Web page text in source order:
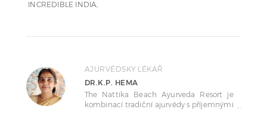
INCREDIBLE INDIA
AJURVÉDSKY LÉKAŘ
DR.K.P. HEMA
The Nattika Beach Ayurveda Resort je
kombinací tradiční ajurvédy s příjemnými